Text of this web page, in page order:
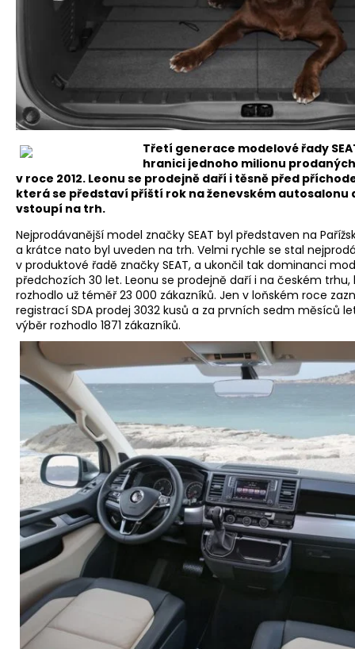
Třetí generace modelové řady
hranici jednoho milionu
v roce 2012. Leonu se prodejně daří i těsně před
která se představí příští rok na ženevském autosalonu
vstoupí na trh.
Nejprodávanější model značky SEAT byl představen na
a krátce nato byl uveden na trh. Velmi rychle se stal
v produktové řadě značky SEAT, a ukončil tak dominanci
předchozích 30 let. Leonu se prodejně daří i na českém trhu,
rozhodlo už téměř 23 000 zákazníků. Jen v loňském roce
registrací SDA prodej 3032 kusů a za prvních sedm měsíců
výběr rozhodlo 1871 zákazníků.